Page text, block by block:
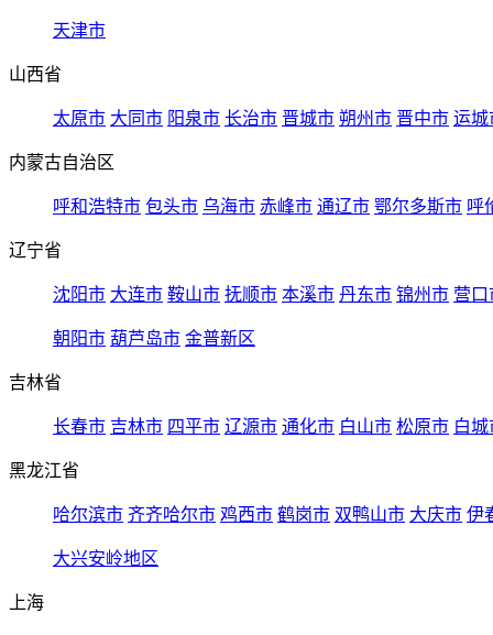
天津市
山西省
太原市 大同市 阳泉市 长治市 晋城市 朔州市 晋中市 运城
内蒙古自治区
呼和浩特市 包头市 乌海市 赤峰市 通辽市 鄂尔多斯市 呼
辽宁省
沈阳市 大连市 鞍山市 抚顺市 本溪市 丹东市 锦州市 营口
朝阳市 葫芦岛市 金普新区
吉林省
长春市 吉林市 四平市 辽源市 通化市 白山市 松原市 白城
黑龙江省
哈尔滨市 齐齐哈尔市 鸡西市 鹤岗市 双鸭山市 大庆市 伊
大兴安岭地区
上海